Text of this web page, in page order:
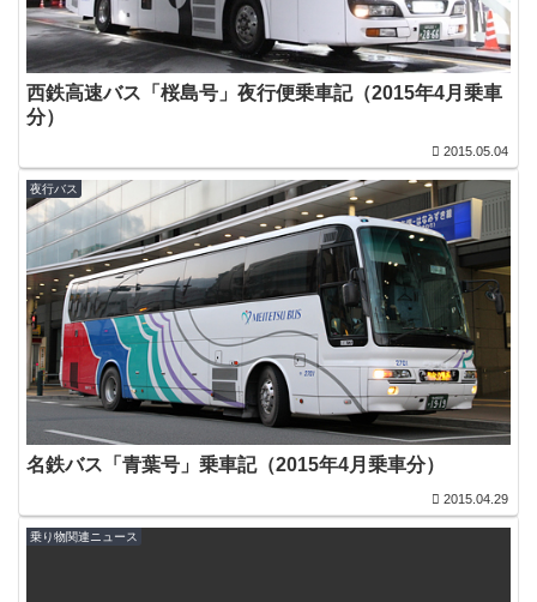
西鉄高速バス「桜島号」夜行便乗車記（2015年4月乗車
分）
2015.05.04
夜行バス
名鉄バス「青葉号」乗車記（2015年4月乗車分）
2015.04.29
乗り物関連ニュース